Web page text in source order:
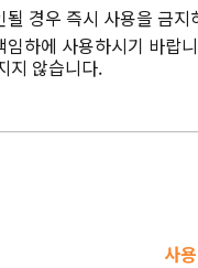
경우 즉시 사용을 금
하에 사용하시기 바랍
지 않습니다.
사